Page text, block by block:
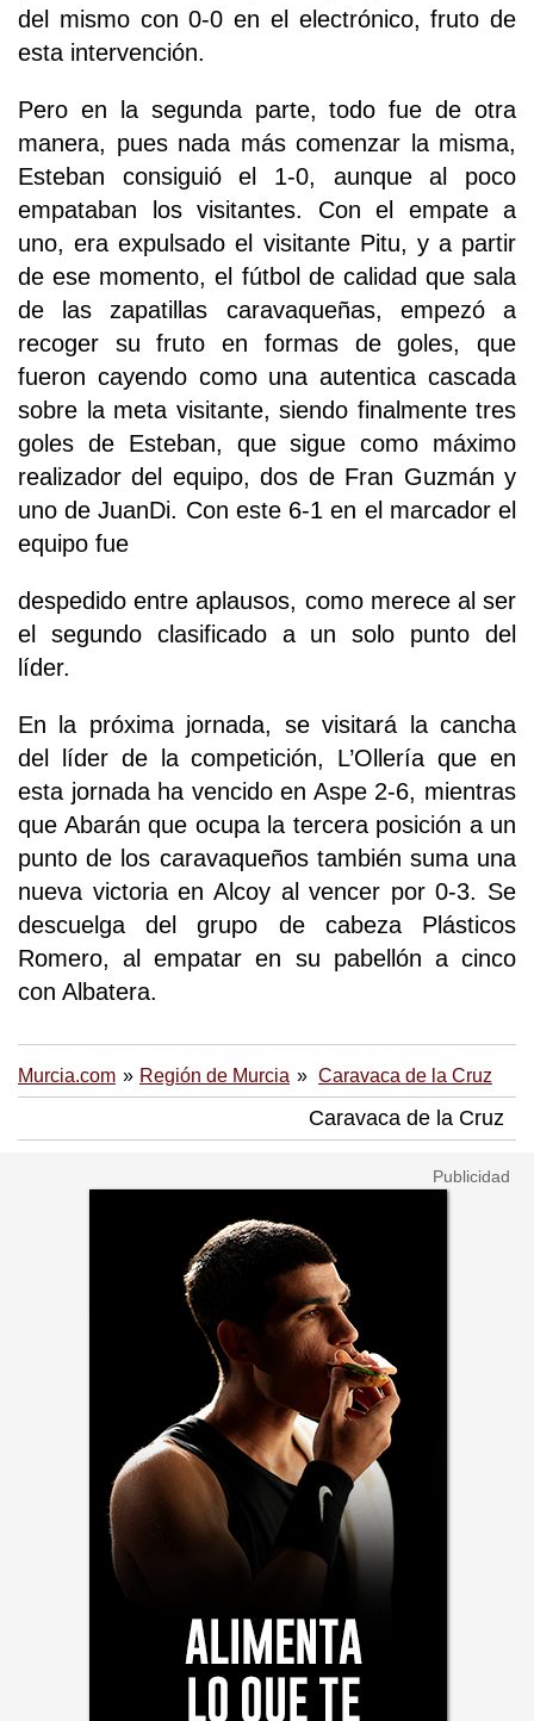
del mismo con 0-0 en el electrónico, fruto de
esta intervención.
Pero en la segunda parte, todo fue de otra
manera, pues nada más comenzar la misma,
Esteban consiguió el 1-0, aunque al poco
empataban los visitantes. Con el empate a
uno, era expulsado el visitante Pitu, y a partir
de ese momento, el fútbol de calidad que sala
de las zapatillas caravaqueñas, empezó a
recoger su fruto en formas de goles, que
fueron cayendo como una autentica cascada
sobre la meta visitante, siendo finalmente tres
goles de Esteban, que sigue como máximo
realizador del equipo, dos de Fran Guzmán y
uno de JuanDi. Con este 6-1 en el marcador el
equipo fue
despedido entre aplausos, como merece al ser
el segundo clasificado a un solo punto del
líder.
En la próxima jornada, se visitará la cancha
del líder de la competición, L’Ollería que en
esta jornada ha vencido en Aspe 2-6, mientras
que Abarán que ocupa la tercera posición a un
punto de los caravaqueños también suma una
nueva victoria en Alcoy al vencer por 0-3. Se
descuelga del grupo de cabeza Plásticos
Romero, al empatar en su pabellón a cinco
con Albatera.
Murcia.com Región de Murcia Caravaca de la Cruz
Caravaca de la Cruz